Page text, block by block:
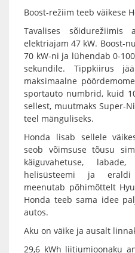
Boost-režiim teeb väikese
Tavalises sõidurežiimis
elektriajam 47 kW. Boost-
70 kW-ni ja lühendab 0-
sekundile. Tippkiirus
maksimaalne
sportauto numbrid, kuid
sellest, muutmaks Super-
teel mänguliseks.
Honda lisab sellele
seob võimsuse tõusu
käiguvahetuse,
helisüsteemi ja eraldi
meenutab põhimõttelt
Honda teeb sama idee
autos.
Aku on väike ja ausalt
29,6 kWh liitiumioonaku